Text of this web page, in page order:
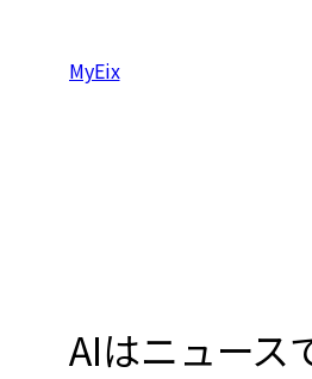
MyEix
AIはニュース